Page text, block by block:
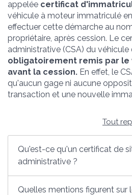
appelée certificat
véhicule à moteur immatriculé
effectuer cette démarche au
propriétaire, après cession. Le
administrative (CSA) du véhicule
obligatoirement remis par le
avant la cession. En effet, le
qu'aucun gage ni aucune
transaction et une nouvelle
Tout
Qu'est-ce qu'un certificat de
administrative ?
Quelles mentions figurent sur